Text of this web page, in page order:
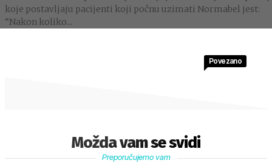
koje postavljaju pacijenti koji počnu uzimati Normabel jest:
“Nakon koliko...
Možda vam se svidi
Povezano
Preporučujemo vam